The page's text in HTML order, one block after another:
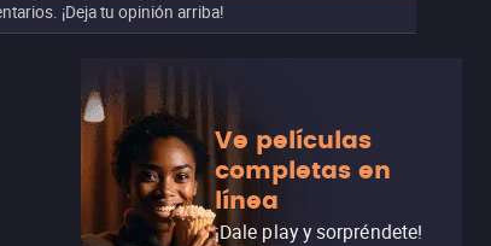
¡Deja tu opinión arriba!
Ve películas
completas en
línea
¡Dale play y sorpréndete!